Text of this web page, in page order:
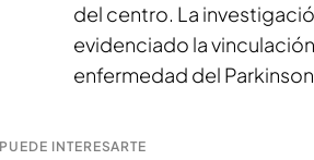
del centro. La
evidenciado la
enfermedad del
PUEDE INTERESARTE